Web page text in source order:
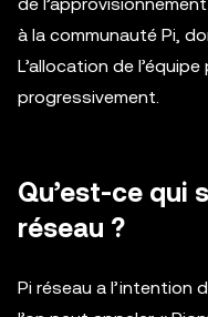
à la communauté Pi,
L’allocation de
progressivement.
Qu’est-ce qui
réseau ?
Pi réseau a l’intention